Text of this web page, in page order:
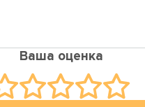
Ваша оценка